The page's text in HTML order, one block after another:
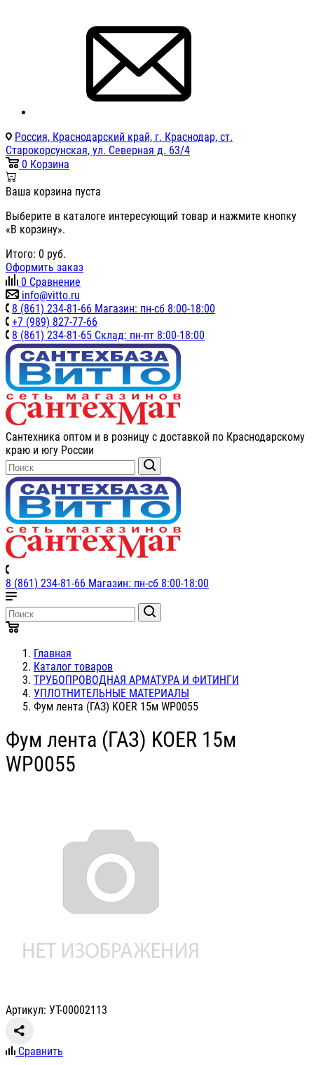
Россия, Краснодарский край, г. Краснодар, ст.
Старокорсунская, ул. Северная д. 63/4
0 Корзина
Ваша корзина пуста
Выберите в каталоге интересующий товар и нажмите кнопку
«В корзину».
Итого: 0 руб.
Оформить заказ
0 Сравнение
info@vitto.ru
8 (861) 234-81-66 Магазин: пн-сб 8:00-18:00
+7 (989) 827-77-66
8 (861) 234-81-65 Склад: пн-пт 8:00-18:00
Сантехника оптом и в розницу с доставкой по Краснодарскому
краю и югу России
8 (861) 234-81-66 Магазин: пн-сб 8:00-18:00
Главная
Каталог товаров
ТРУБОПРОВОДНАЯ АРМАТУРА И ФИТИНГИ
УПЛОТНИТЕЛЬНЫЕ МАТЕРИАЛЫ
Фум лента (ГАЗ) KOER 15м WP0055
Фум лента (ГАЗ) KOER 15м
WP0055
Артикул: УТ-00002113
Сравнить